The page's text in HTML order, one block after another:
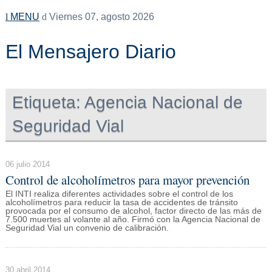
MENU Viernes 07, agosto 2026
El Mensajero Diario
Etiqueta: Agencia Nacional de
Seguridad Vial
06 julio 2014
Control de alcoholímetros para mayor prevención
El INTI realiza diferentes actividades sobre el control de los
alcoholímetros para reducir la tasa de accidentes de tránsito
provocada por el consumo de alcohol, factor directo de las más de
7.500 muertes al volante al año. Firmó con la Agencia Nacional de
Seguridad Vial un convenio de calibración.
30 abril 2014